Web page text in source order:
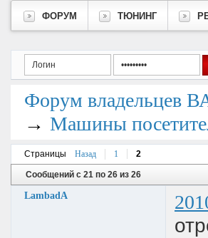
ФОРУМ ТЮНИНГ
Форум владельцев
→ Машины
Страницы Назад 1 2
Сообщений с 21 по 26 из 26
LambadA